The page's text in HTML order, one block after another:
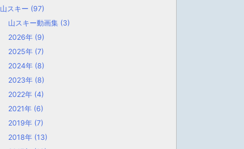
山スキー (97)
山スキー動画集 (3)
2026年 (9)
2025年 (7)
2024年 (8)
2023年 (8)
2022年 (4)
2021年 (6)
2019年 (7)
2018年 (13)